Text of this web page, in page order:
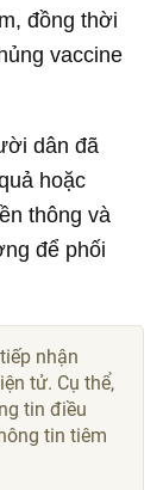
đồng thời
vaccine
dân đã
hoặc
thông và
để phối
nhận
tử. Cụ thể,
tin điều
tin tiêm